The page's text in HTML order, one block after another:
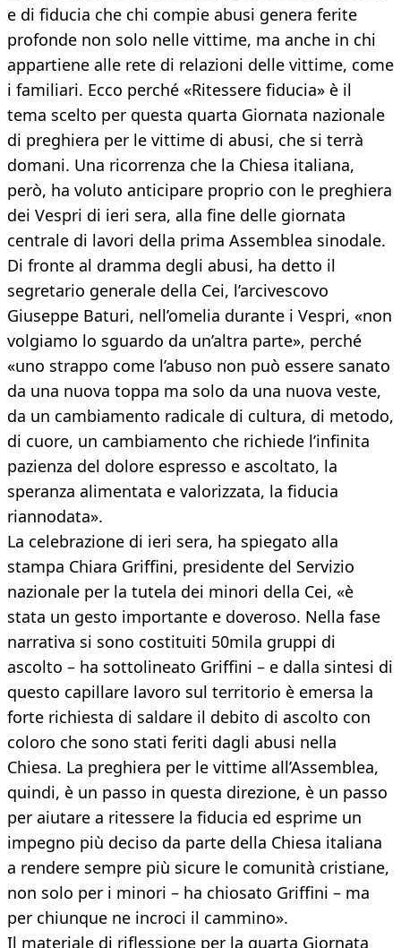
e di fiducia che chi compie abusi genera ferite
profonde non solo nelle vittime, ma anche in chi
appartiene alle rete di relazioni delle vittime, come
i familiari. Ecco perché «Ritessere fiducia» è il
tema scelto per questa quarta Giornata nazionale
di preghiera per le vittime di abusi, che si terrà
domani. Una ricorrenza che la Chiesa italiana,
però, ha voluto anticipare proprio con le preghiera
dei Vespri di ieri sera, alla fine delle giornata
centrale di lavori della prima Assemblea sinodale.
Di fronte al dramma degli abusi, ha detto il
segretario generale della Cei, l’arcivescovo
Giuseppe Baturi, nell’omelia durante i Vespri, «non
volgiamo lo sguardo da un’altra parte», perché
«uno strappo come l’abuso non può essere sanato
da una nuova toppa ma solo da una nuova veste,
da un cambiamento radicale di cultura, di metodo,
di cuore, un cambiamento che richiede l’infinita
pazienza del dolore espresso e ascoltato, la
speranza alimentata e valorizzata, la fiducia
riannodata».
La celebrazione di ieri sera, ha spiegato alla
stampa Chiara Griffini, presidente del Servizio
nazionale per la tutela dei minori della Cei, «è
stata un gesto importante e doveroso. Nella fase
narrativa si sono costituiti 50mila gruppi di
ascolto – ha sottolineato Griffini – e dalla sintesi di
questo capillare lavoro sul territorio è emersa la
forte richiesta di saldare il debito di ascolto con
coloro che sono stati feriti dagli abusi nella
Chiesa. La preghiera per le vittime all’Assemblea,
quindi, è un passo in questa direzione, è un passo
per aiutare a ritessere la fiducia ed esprime un
impegno più deciso da parte della Chiesa italiana
a rendere sempre più sicure le comunità cristiane,
non solo per i minori – ha chiosato Griffini – ma
per chiunque ne incroci il cammino».
Il materiale di riflessione per la quarta Giornata